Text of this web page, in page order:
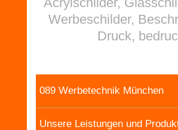
Werbeschilder,
Druck,
089 Werbetechnik München
Unsere Leistungen und